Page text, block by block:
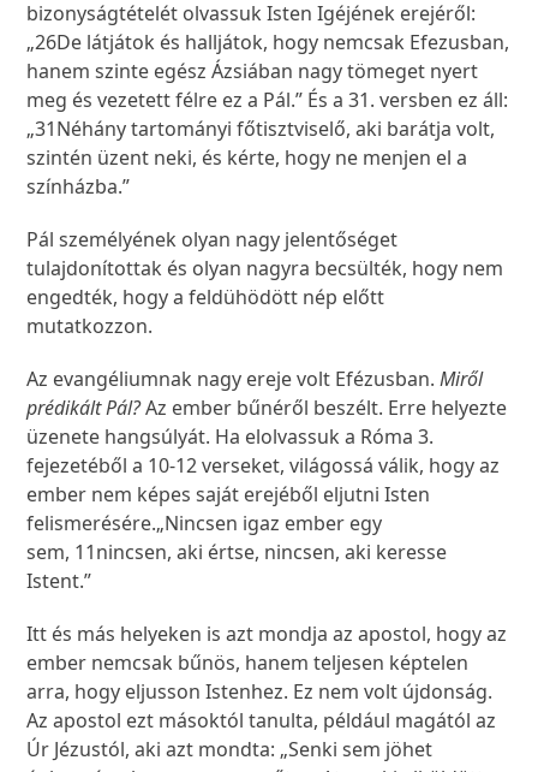
bizonyságtételét olvassuk Isten Igéjének erejéről:
„26De látjátok és halljátok, hogy nemcsak Efezusban,
hanem szinte egész Ázsiában nagy tömeget nyert
meg és vezetett félre ez a Pál.” És a 31. versben ez áll:
„31Néhány tartományi főtisztviselő, aki barátja volt,
szintén üzent neki, és kérte, hogy ne menjen el a
színházba.”
Pál személyének olyan nagy jelentőséget
tulajdonítottak és olyan nagyra becsülték, hogy nem
engedték, hogy a feldühödött nép előtt
mutatkozzon.
Az evangéliumnak nagy ereje volt Efézusban.Miről
prédikált Pál?Az ember bűnéről beszélt. Erre helyezte
üzenete hangsúlyát. Ha elolvassuk a Róma 3.
fejezetéből a 10-12 verseket, világossá válik, hogy az
ember nem képes saját erejéből eljutni Isten
felismerésére.„Nincsen igaz ember egy
sem, 11nincsen, aki értse, nincsen, aki keresse
Istent.”
Itt és más helyeken is azt mondja az apostol, hogy az
ember nemcsak bűnös, hanem teljesen képtelen
arra, hogy eljusson Istenhez. Ez nem volt újdonság.
Az apostol ezt másoktól tanulta, például magától az
Úr Jézustól, aki azt mondta: „Senki sem jöhet